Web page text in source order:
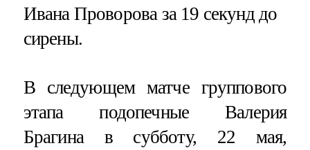
Ивана Проворова за 19 секунд до
сирены.
В следующем матче группового
этапа подопечные Валерия
Брагина в субботу, 22 мая,